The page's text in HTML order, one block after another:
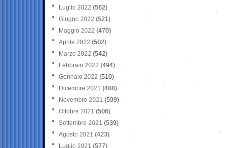
Luglio 2022 (562)
Giugno 2022 (521)
Maggio 2022 (470)
Aprile 2022 (502)
Marzo 2022 (542)
Febbraio 2022 (494)
Gennaio 2022 (510)
Dicembre 2021 (488)
Novembre 2021 (599)
Ottobre 2021 (506)
Settembre 2021 (539)
Agosto 2021 (423)
Luglio 2021 (577)